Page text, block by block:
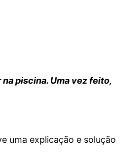
piscina. Uma vez feito,
uma explicação e solução